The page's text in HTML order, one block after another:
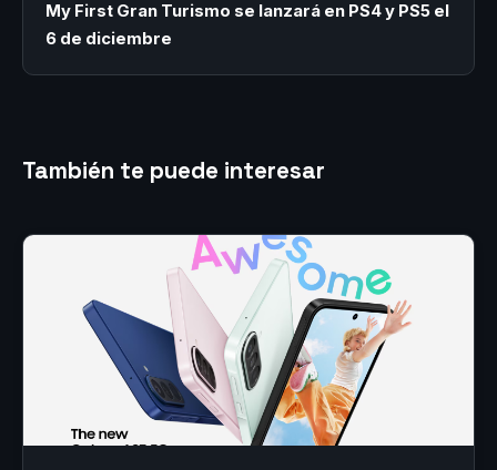
My First Gran Turismo se lanzará en PS4 y PS5 el
6 de diciembre
También te puede interesar